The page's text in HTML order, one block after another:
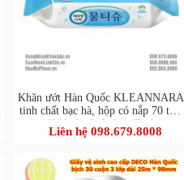
Khăn ướt Hàn Quốc KLEANNARA
tinh chất bạc hà, hộp có nắp 70 tờ (
깨끗한나라 페퍼민트 물티슈 70
매)
Liên hệ 098.679.8008